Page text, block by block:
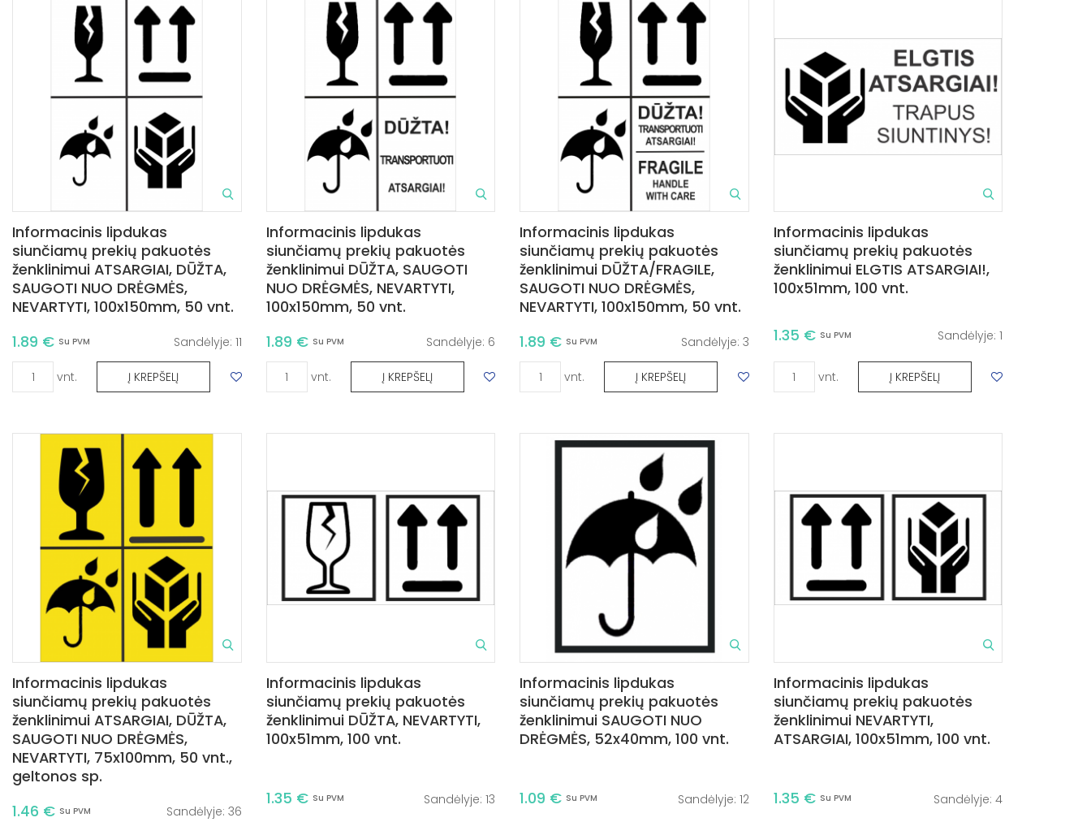
Informacinis lipdukas
siunčiamų prekių pakuotės
ženklinimui ATSARGIAI, DŪŽTA,
SAUGOTI NUO DRĖGMĖS,
NEVARTYTI, 100x150mm, 50 vnt.
1.89 € Su PVM Sandėlyje: 11
vnt. Į KREPŠELĮ
Informacinis lipdukas
siunčiamų prekių pakuotės
ženklinimui DŪŽTA, SAUGOTI
NUO DRĖGMĖS, NEVARTYTI,
100x150mm, 50 vnt.
1.89 € Su PVM Sandėlyje: 6
vnt. Į KREPŠELĮ
Informacinis lipdukas
siunčiamų prekių pakuotės
ženklinimui DŪŽTA/FRAGILE,
SAUGOTI NUO DRĖGMĖS,
NEVARTYTI, 100x150mm, 50 vnt.
1.89 € Su PVM Sandėlyje: 3
vnt. Į KREPŠELĮ
Informacinis lipdukas
siunčiamų prekių pakuotės
ženklinimui ELGTIS ATSARGIAI!,
100x51mm, 100 vnt.
1.35 € Su PVM Sandėlyje: 1
vnt. Į KREPŠELĮ
Informacinis lipdukas
siunčiamų prekių pakuotės
ženklinimui ATSARGIAI, DŪŽTA,
SAUGOTI NUO DRĖGMĖS,
NEVARTYTI, 75x100mm, 50 vnt.,
geltonos sp.
1.46 € Su PVM Sandėlyje: 36
Informacinis lipdukas
siunčiamų prekių pakuotės
ženklinimui DŪŽTA, NEVARTYTI,
100x51mm, 100 vnt.
1.35 € Su PVM Sandėlyje: 13
Informacinis lipdukas
siunčiamų prekių pakuotės
ženklinimui SAUGOTI NUO
DRĖGMĖS, 52x40mm, 100 vnt.
1.09 € Su PVM Sandėlyje: 12
Informacinis lipdukas
siunčiamų prekių pakuotės
ženklinimui NEVARTYTI,
ATSARGIAI, 100x51mm, 100 vnt.
1.35 € Su PVM Sandėlyje: 4